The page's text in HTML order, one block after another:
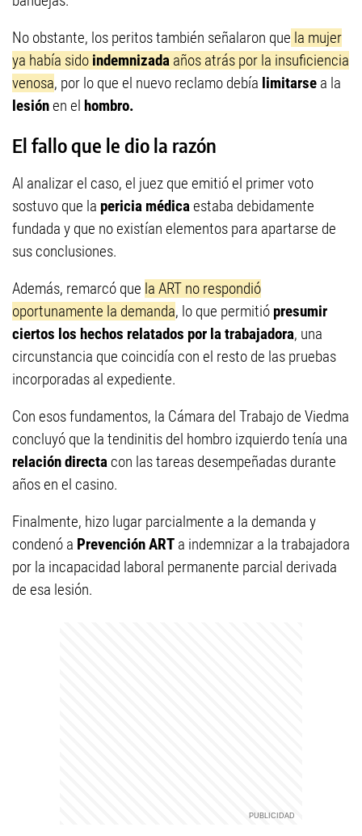
No obstante, los peritos también señalaron que la mujer
ya había sido indemnizada años atrás por la insuficiencia
venosa, por lo que el nuevo reclamo debía limitarse a la
lesiónen el hombro.
El fallo que le dio la razón
Al analizar el caso, el juez que emitió el primer voto
sostuvo que la pericia médicaestaba debidamente
fundada y que no existían elementos para apartarse de
sus conclusiones.
Además, remarcó que la ART no respondió
oportunamente la demanda, lo que permitió presumir
ciertos los hechos relatados por la trabajadora, una
circunstancia que coincidía con el resto de las pruebas
incorporadas al expediente.
Con esos fundamentos, la Cámara del Trabajo de Viedma
concluyó que la tendinitis del hombro izquierdo tenía una
relación directa con las tareas desempeñadas durante
años en el casino.
Finalmente, hizo lugar parcialmente a la demanda y
condenó a Prevención ART a indemnizar a la trabajadora
por la incapacidad laboral permanente parcial derivada
de esa lesión.